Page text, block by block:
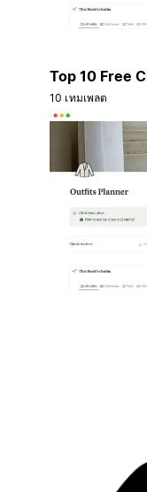
Top 10 Free
10 เทมเพลต